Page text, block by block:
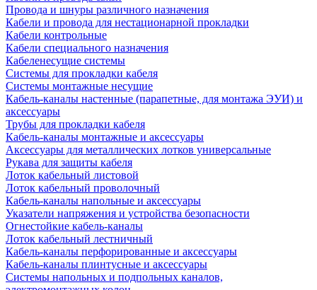
Провода и шнуры различного назначения
Кабели и провода для нестационарной прокладки
Кабели контрольные
Кабели специального назначения
Кабеленесущие системы
Системы для прокладки кабеля
Системы монтажные несущие
Кабель-каналы настенные (парапетные, для монтажа ЭУИ) и
аксессуары
Трубы для прокладки кабеля
Кабель-каналы монтажные и аксессуары
Аксессуары для металлических лотков универсальные
Рукава для защиты кабеля
Лоток кабельный листовой
Лоток кабельный проволочный
Кабель-каналы напольные и аксессуары
Указатели напряжения и устройства безопасности
Огнестойкие кабель-каналы
Лоток кабельный лестничный
Кабель-каналы перфорированные и аксессуары
Кабель-каналы плинтусные и аксессуары
Системы напольных и подпольных каналов,